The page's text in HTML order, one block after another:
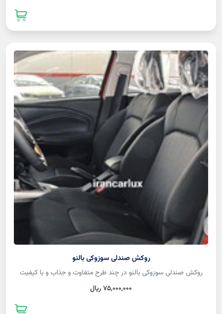
روکش صندلی سوزوکی بالنو
روکش صندلی سوزوکی بالنو در چند طرح متفاوت و جذاب و با کیفیت
75,000,000 ريال